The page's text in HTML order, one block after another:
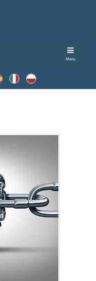
Menu